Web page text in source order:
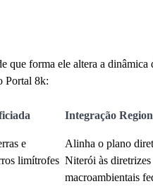
forma ele altera a
Portal 8k:
Integração
e
limítrofes
Alinha o plano
Niterói às diretrizes
macroambientais